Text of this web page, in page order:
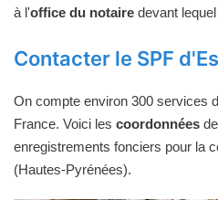
à l'office du notaire devant
Contacter le SPF
On compte environ 300 services
France. Voici les coordonnées
enregistrements fonciers pour la
(Hautes-Pyrénées).